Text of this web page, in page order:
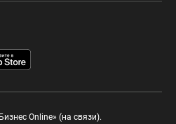
Online» (на связи).